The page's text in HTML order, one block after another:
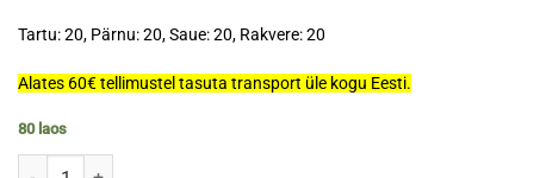
Tartu: 20, Pärnu: 20, Saue: 20, Rakvere: 20
Alates 60€ tellimustel tasuta transport üle kogu Eesti.
80 laos
Mannol 7504 Diesel Extra 10W40 1L kogus